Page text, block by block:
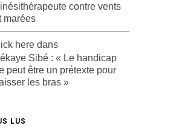
contre vents
marées
here dans
Sibé : « Le handicap
peut être un prétexte pour
les bras »
LUS